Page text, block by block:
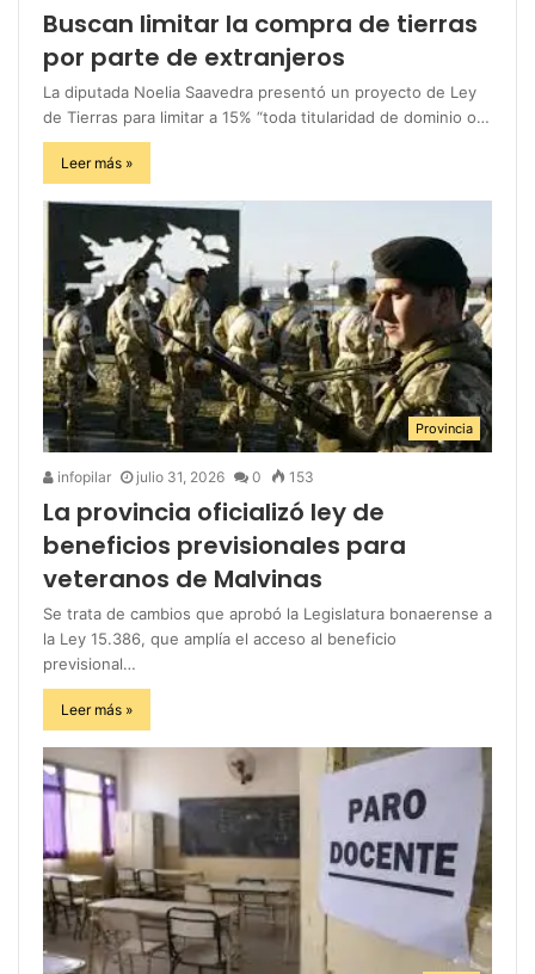
Buscan limitar la compra de tierras
por parte de extranjeros
La diputada Noelia Saavedra presentó un proyecto de Ley
de Tierras para limitar a 15% “toda titularidad de dominio o…
Leer más »
Provincia
infopilar julio 31, 2026 0 153
La provincia oficializó ley de
beneficios previsionales para
veteranos de Malvinas
Se trata de cambios que aprobó la Legislatura bonaerense a
la Ley 15.386, que amplía el acceso al beneficio
previsional…
Leer más »